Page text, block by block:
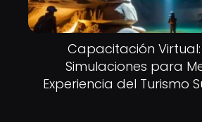
Capacitación
Simulaciones para
Experiencia del Turismo